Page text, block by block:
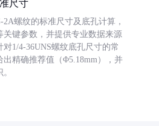
尺寸
螺纹的标准尺寸及底孔计算，
关键参数，并提供专业数据来源
对1/4-36UNS螺纹底孔尺寸的常
出精确推荐值（Φ5.18mm），并